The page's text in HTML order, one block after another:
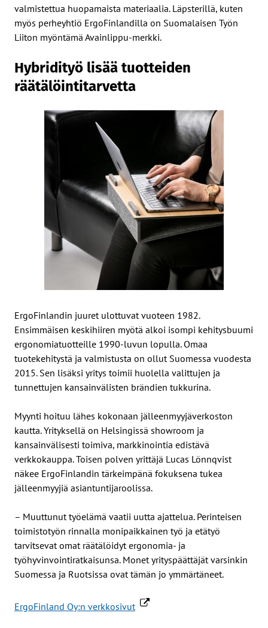
valmistettua huopamaista materiaalia. Läpsterillä, kuten
myös perheyhtiö ErgoFinlandilla on Suomalaisen Työn
Liiton myöntämä Avainlippu-merkki.
Hybridityö lisää tuotteiden
räätälöintitarvetta
ErgoFinlandin juuret ulottuvat vuoteen 1982.
Ensimmäisen keskihiiren myötä alkoi isompi kehitysbuumi
ergonomiatuotteille 1990-luvun lopulla. Omaa
tuotekehitystä ja valmistusta on ollut Suomessa vuodesta
2015. Sen lisäksi yritys toimii huolella valittujen ja
tunnettujen kansainvälisten brändien tukkurina.
Myynti hoituu lähes kokonaan jälleenmyyjäverkoston
kautta. Yrityksellä on Helsingissä showroom ja
kansainvälisesti toimiva, markkinointia edistävä
verkkokauppa. Toisen polven yrittäjä Lucas Lönnqvist
näkee ErgoFinlandin tärkeimpänä fokuksena tukea
jälleenmyyjiä asiantuntijaroolissa.
– Muuttunut työelämä vaatii uutta ajattelua. Perinteisen
toimistotyön rinnalla monipaikkainen työ ja etätyö
tarvitsevat omat räätälöidyt ergonomia- ja
työhyvinvointiratkaisunsa. Monet yrityspäättäjät varsinkin
Suomessa ja Ruotsissa ovat tämän jo ymmärtäneet.
ErgoFinland Oy:n verkkosivut